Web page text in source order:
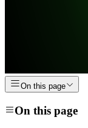
On this page
On this page